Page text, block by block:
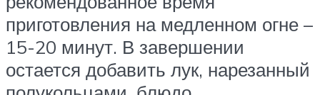
приготовления на медленном огне –
15-20 минут. В завершении
остается добавить лук, нарезанный